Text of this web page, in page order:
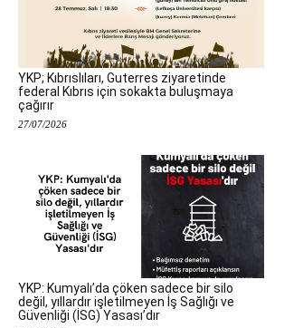
YKP; Kıbrıslıları, Guterres ziyaretinde
federal Kıbrıs için sokakta buluşmaya
çağırır
27/07/2026
YKP: Kumyalı’da çöken sadece bir silo
değil, yıllardır işletilmeyen İş Sağlığı ve
Güvenliği (İSG) Yasası’dır